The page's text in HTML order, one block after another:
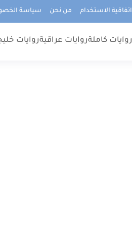
اتفاقية الاستخدام من نحن سياسة
روايات كاملةروايات عراقيةروايات